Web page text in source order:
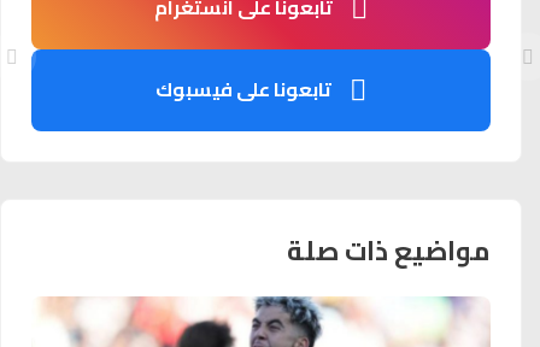
تابعونا على انستغرام
تابعونا على فيسبوك
مواضيع ذات صلة